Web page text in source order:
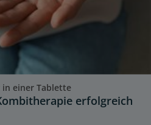
in einer Tablette
erfolgreich